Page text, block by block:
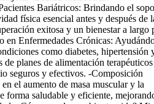
Bariátricos: Brindando el
física esencial antes y después de
exitosa y un bienestar a largo
Enfermedades Crónicas:
como diabetes, hipertensión
de planes de alimentación
seguros y efectivos. -Composición
el aumento de masa muscular y la
forma saludable y eficiente,